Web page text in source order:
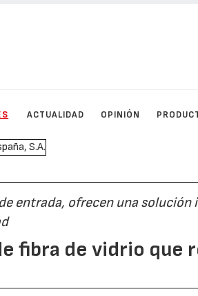
ACTUALIDAD OPINIÓN
entrada, ofrecen una solución
fibra de vidrio que